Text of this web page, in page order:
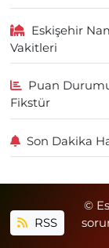
Eskişehir
Vakitleri
Puan
Fikstür
Son Dakika
RSS
©